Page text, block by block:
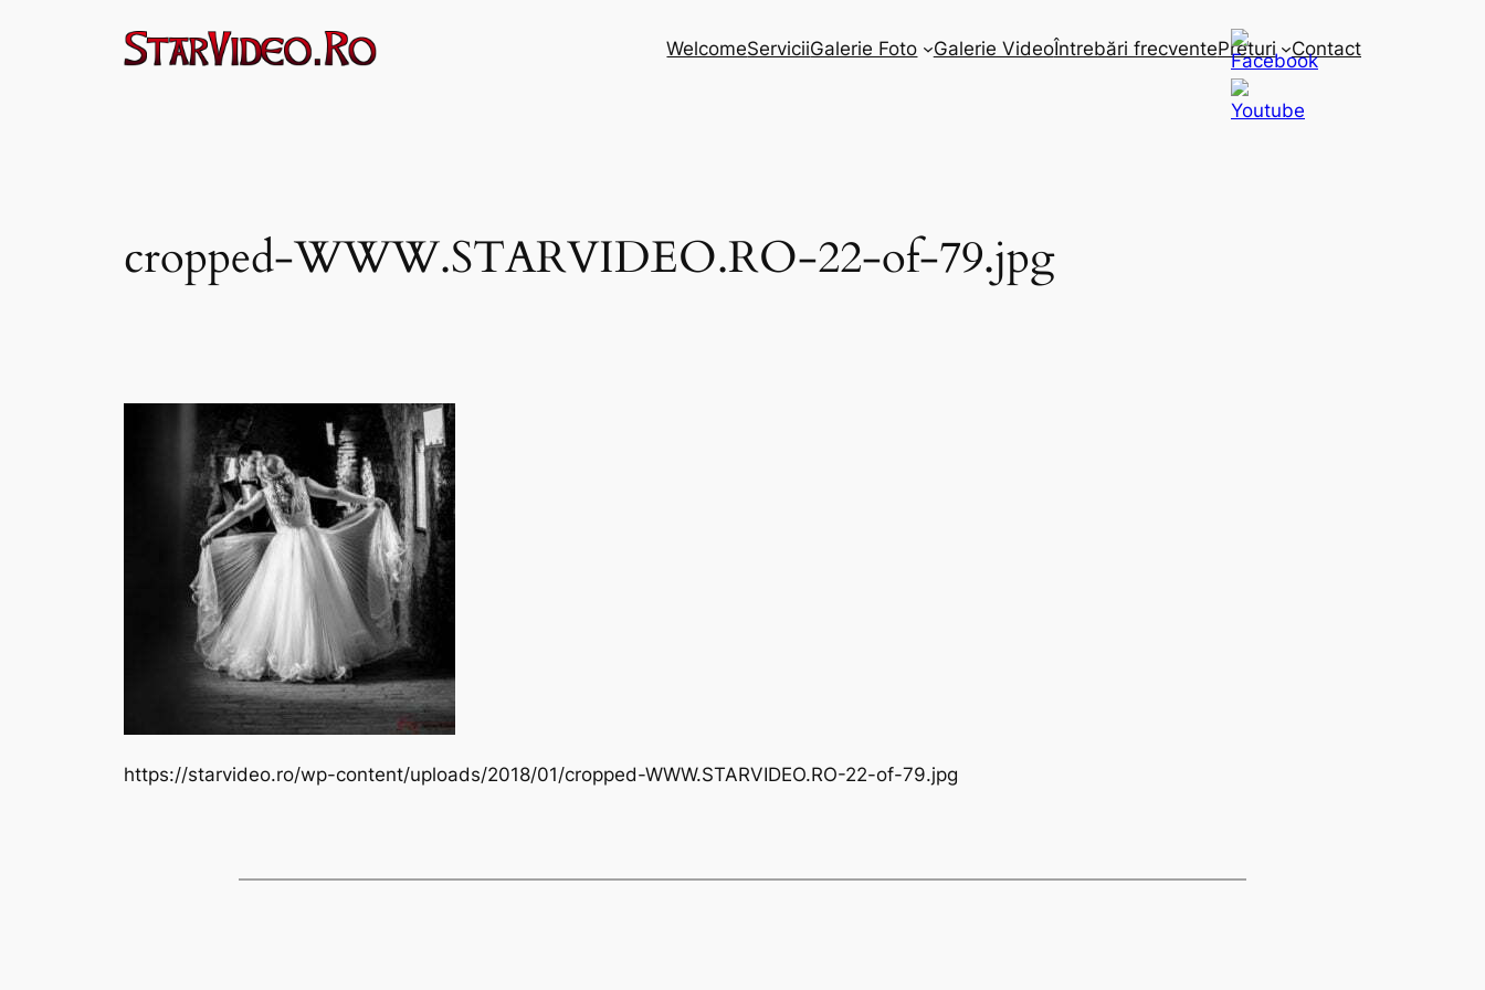
WelcomeServiciiGalerie Foto Galerie VideoÎntrebări frecventePreturi Contact
cropped-WWW.STARVIDEO.RO-22-of-79.jpg
https://starvideo.ro/wp-content/uploads/2018/01/cropped-WWW.STARVIDEO.RO-22-of-79.jpg